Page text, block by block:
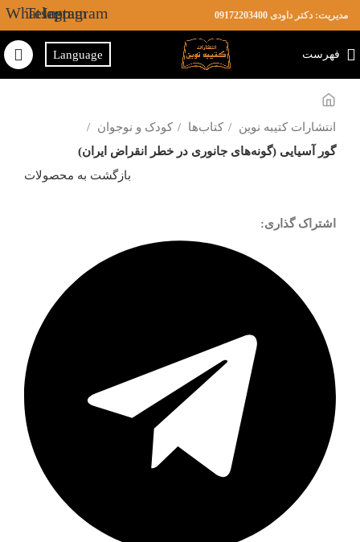
مدیریت: دکتر داودی 09172203400
Instagram
Telegram
Whatsapp
فهرست Language
انتشارات کتیبه نوین کتاب‌ها
کودک و نوجوان
گور آسیایی (گونه‌های جانوری در خطر انقراض ایران)
بازگشت به محصولات
اشتراک گذاری: